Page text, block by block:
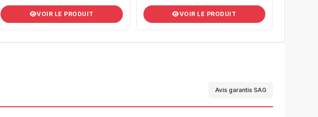
VOIR LE PRODUIT VOIR LE PRODUIT
Avis garantis SAG